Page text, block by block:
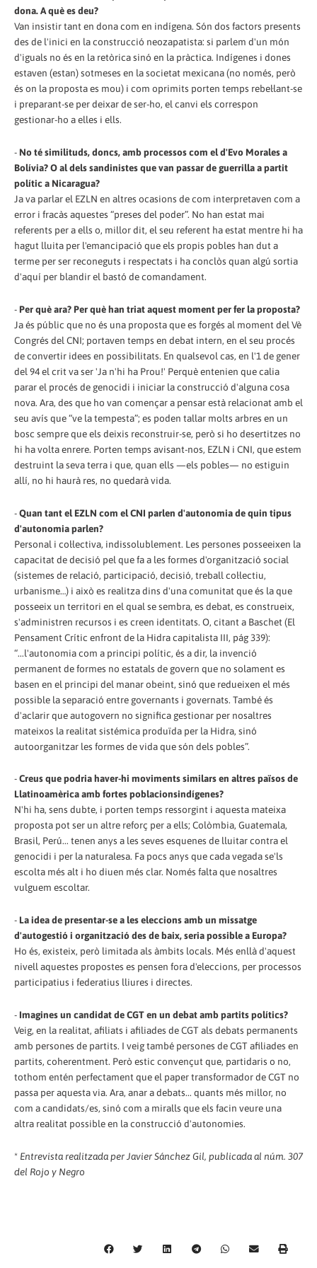
dona. A què es deu?
Van insistir tant en dona com en indígena. Són dos factors presents
des de l'inici en la construcció neozapatista: si parlem d'un món
d'iguals no és en la retòrica sinó en la pràctica. Indígenes i dones
estaven (estan) sotmeses en la societat mexicana (no només, però
és on la proposta es mou) i com oprimits porten temps rebel·lant-se
i preparant-se per deixar de ser-ho, el canvi els correspon
gestionar-ho a elles i ells.
- No té similituds, doncs, amb processos com el d'Evo Morales a
Bolívia? O al dels sandinistes que van passar de guerrilla a partit
polític a Nicaragua?
Ja va parlar el EZLN en altres ocasions de com interpretaven com a
error i fracàs aquestes “preses del poder”. No han estat mai
referents per a ells o, millor dit, el seu referent ha estat mentre hi ha
hagut lluita per l'emancipació que els propis pobles han dut a
terme per ser reconeguts i respectats i ha conclòs quan algú sortia
d'aquí per blandir el bastó de comandament.
- Per què ara? Per què han triat aquest moment per fer la proposta?
Ja és públic que no és una proposta que es forgés al moment del Vè
Congrés del CNI; portaven temps en debat intern, en el seu procés
de convertir idees en possibilitats. En qualsevol cas, en l'1 de gener
del 94 el crit va ser 'Ja n'hi ha Prou!' Perquè entenien que calia
parar el procés de genocidi i iniciar la construcció d'alguna cosa
nova. Ara, des que ho van començar a pensar està relacionat amb el
seu avís que “ve la tempesta”; es poden tallar molts arbres en un
bosc sempre que els deixis reconstruir-se, però si ho desertitzes no
hi ha volta enrere. Porten temps avisant-nos, EZLN i CNI, que estem
destruint la seva terra i que, quan ells —els pobles— no estiguin
allí, no hi haurà res, no quedarà vida.
-Quan tant el EZLN com el CNI parlen d'autonomia de quin tipus
d'autonomia parlen?
Personal i col·lectiva, indissolublement. Les persones posseeixen la
capacitat de decisió pel que fa a les formes d'organització social
(sistemes de relació, participació, decisió, treball col·lectiu,
urbanisme…) i això es realitza dins d'una comunitat que és la que
posseeix un territori en el qual se sembra, es debat, es construeix,
s'administren recursos i es creen identitats. O, citant a Baschet (El
Pensament Crític enfront de la Hidra capitalista III, pág 339):
“...l'autonomia com a principi polític, és a dir, la invenció
permanent de formes no estatals de govern que no solament es
basen en el principi del manar obeint, sinó que redueixen el més
possible la separació entre governants i governats. També és
d'aclarir que autogovern no significa gestionar per nosaltres
mateixos la realitat sistémica produïda per la Hidra, sinó
autoorganitzar les formes de vida que són dels pobles”.
-Creus que podria haver-hi moviments similars en altres països de
Llatinoamèrica amb fortes poblacionsindígenes?
N'hi ha, sens dubte, i porten temps ressorgint i aquesta mateixa
proposta pot ser un altre reforç per a ells; Colòmbia, Guatemala,
Brasil, Perú... tenen anys a les seves esquenes de lluitar contra el
genocidi i per la naturalesa. Fa pocs anys que cada vegada se'ls
escolta més alt i ho diuen més clar. Només falta que nosaltres
vulguem escoltar.
- La idea de presentar-se a les eleccions amb un missatge
d'autogestió i organització des de baix, seria possible a Europa?
Ho és, existeix, però limitada als àmbits locals. Més enllà d'aquest
nivell aquestes propostes es pensen fora d'eleccions, per processos
participatius i federatius lliures i directes.
- Imagines un candidat de CGT en un debat amb partits polítics?
Veig, en la realitat, afiliats i afiliades de CGT als debats permanents
amb persones de partits. I veig també persones de CGT afiliades en
partits, coherentment. Però estic convençut que, partidaris o no,
tothom entén perfectament que el paper transformador de CGT no
passa per aquesta via. Ara, anar a debats... quants més millor, no
com a candidats/es, sinó com a miralls que els facin veure una
altra realitat possible en la construcció d'autonomies.
* Entrevista realitzada per Javier Sánchez Gil, publicada al núm. 307
del Rojo y Negro